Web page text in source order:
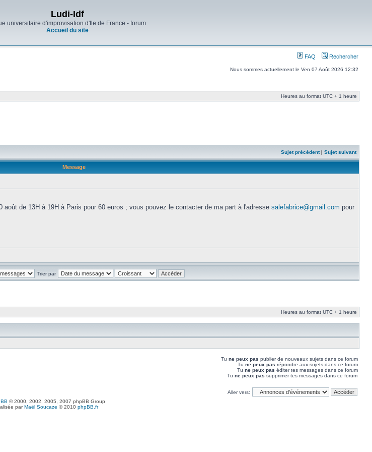
Ludi-Idf
universitaire d'improvisation d'Ile de France - forum
Accueil du site
FAQ Rechercher
Nous sommes actuellement le Ven 07 Août 2026 12:32
Heures au format UTC + 1 heure
Sujet précédent| Sujet suivant
Message
de 13H à 19H à Paris pour 60 euros ; vous pouvez le contacter de ma part à l'adresse salefabrice@gmail.com pour
Trier par
Heures au format UTC + 1 heure
Tu ne peux pas publier de nouveaux sujets dans ce forum
Tu ne peux pas répondre aux sujets dans ce forum
Tu ne peux pas éditer tes messages dans ce forum
Tu ne peux pas supprimer tes messages dans ce forum
Aller vers:
© 2000, 2002, 2005, 2007 phpBB Group
parMaël Soucaze © 2010 phpBB.fr